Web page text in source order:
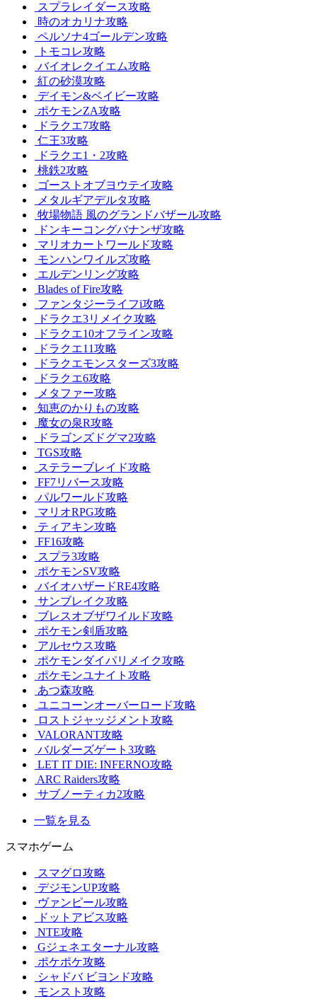
スプラレイダース攻略
時のオカリナ攻略
ペルソナ4ゴールデン攻略
トモコレ攻略
バイオレクイエム攻略
紅の砂漠攻略
デイモン&ベイビー攻略
ポケモンZA攻略
ドラクエ7攻略
仁王3攻略
ドラクエ1・2攻略
桃鉄2攻略
ゴーストオブヨウテイ攻略
メタルギアデルタ攻略
牧場物語 風のグランドバザール攻略
ドンキーコングバナンザ攻略
マリオカートワールド攻略
モンハンワイルズ攻略
エルデンリング攻略
Blades of Fire攻略
ファンタジーライフi攻略
ドラクエ3リメイク攻略
ドラクエ10オフライン攻略
ドラクエ11攻略
ドラクエモンスターズ3攻略
ドラクエ6攻略
メタファー攻略
知恵のかりもの攻略
魔女の泉R攻略
ドラゴンズドグマ2攻略
TGS攻略
ステラーブレイド攻略
FF7リバース攻略
パルワールド攻略
マリオRPG攻略
ティアキン攻略
FF16攻略
スプラ3攻略
ポケモンSV攻略
バイオハザードRE4攻略
サンブレイク攻略
ブレスオブザワイルド攻略
ポケモン剣盾攻略
アルセウス攻略
ポケモンダイパリメイク攻略
ポケモンユナイト攻略
あつ森攻略
ユニコーンオーバーロード攻略
ロストジャッジメント攻略
VALORANT攻略
バルダーズゲート3攻略
LET IT DIE: INFERNO攻略
ARC Raiders攻略
サブノーティカ2攻略
一覧を見る
スマホゲーム
スマグロ攻略
デジモンUP攻略
ヴァンピール攻略
ドットアビス攻略
NTE攻略
Gジェネエターナル攻略
ポケポケ攻略
シャドバ ビヨンド攻略
モンスト攻略